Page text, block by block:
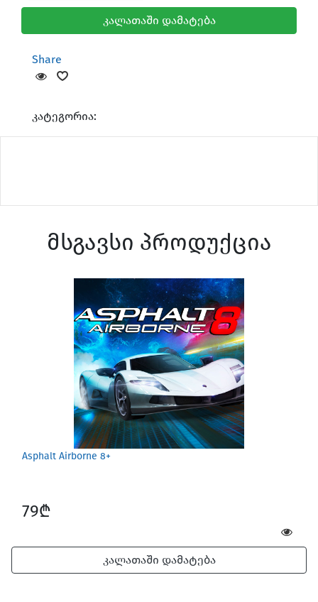
კალათაში დამატება
Share
კატეგორია:
მსგავსი პროდუქცია
Asphalt Airborne 8+
79₾
კალათაში დამატება